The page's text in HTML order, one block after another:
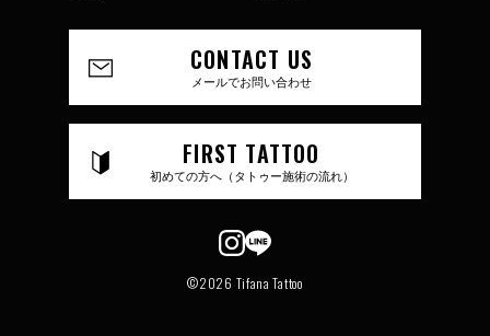
CONTACT US
メールでお問い合わせ
FIRST TATTOO
初めての方へ（タトゥー施術の流れ）
©2026 Tifana Tattoo